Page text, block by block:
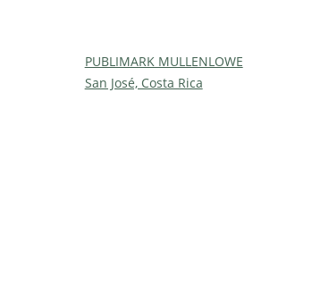
PUBLIMARK MULLENLOWE
San José, Costa Rica